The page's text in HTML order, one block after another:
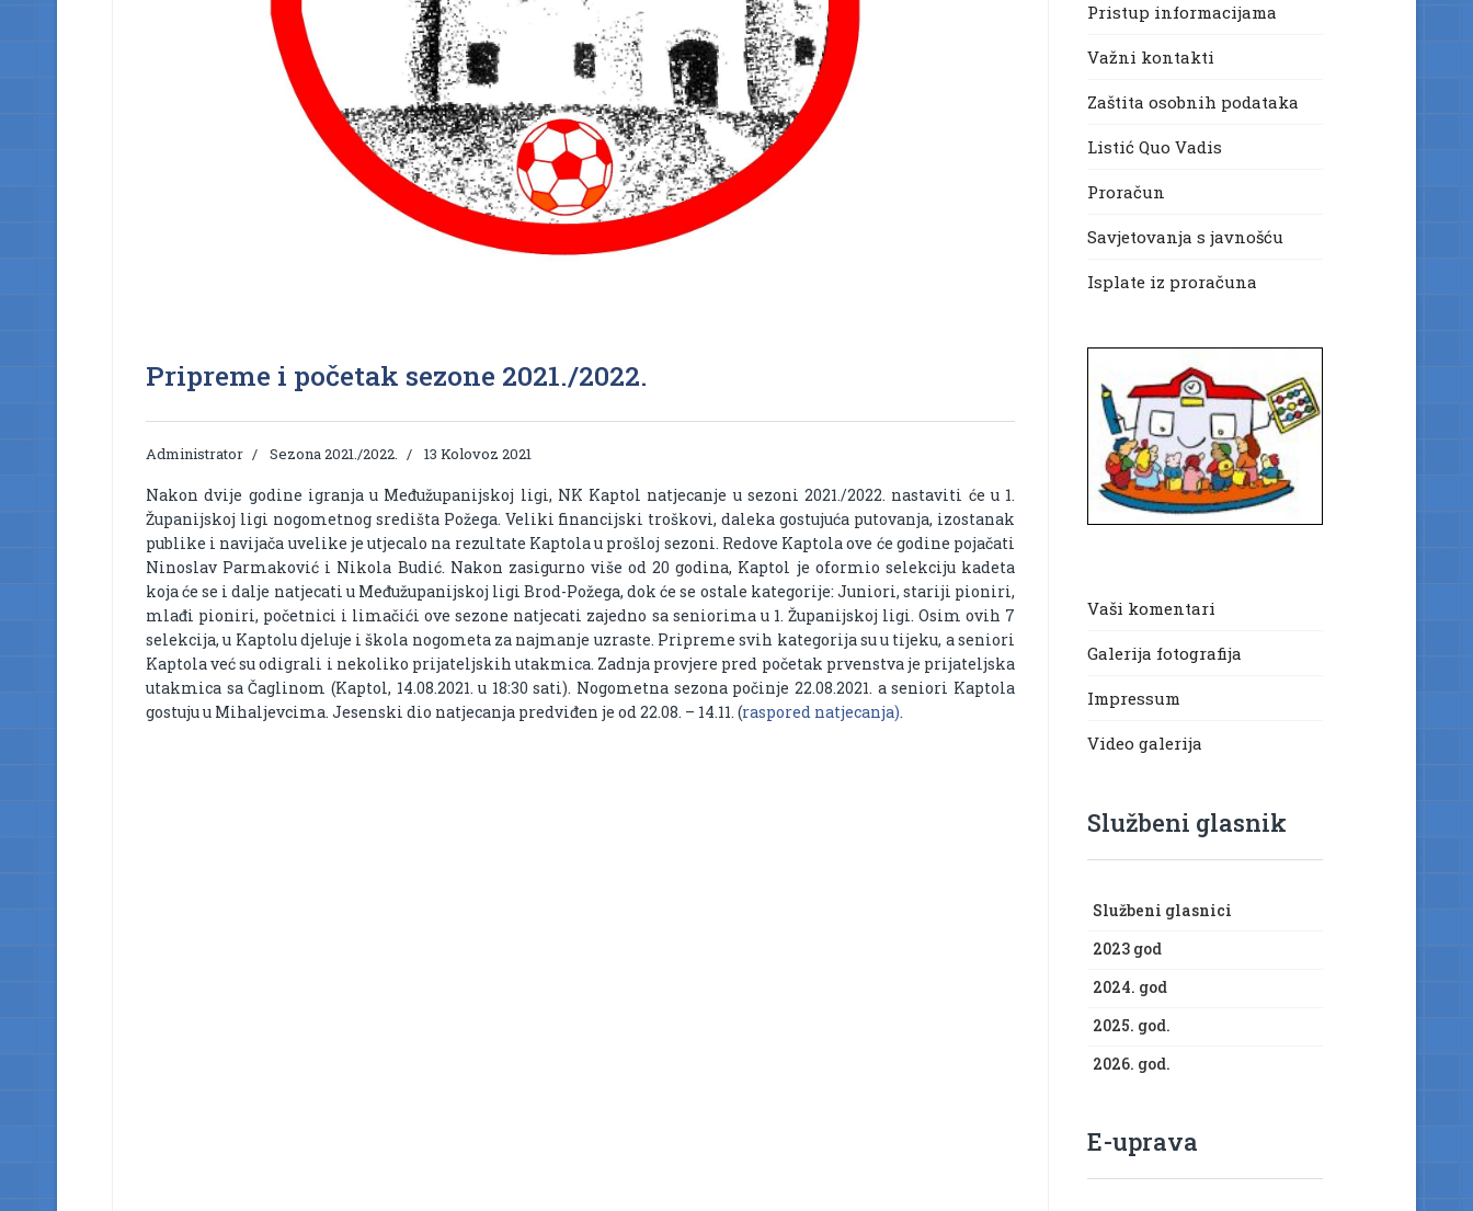
Pripreme i početak sezone 2021./2022.
Administrator Sezona 2021./2022. 13 Kolovoz 2021
Nakon dvije godine igranja u Međužupanijskoj ligi, NK Kaptol natjecanje u sezoni 2021./2022. nastaviti će u 1.
Županijskoj ligi nogometnog središta Požega. Veliki financijski troškovi, daleka gostujuća putovanja, izostanak
publike i navijača uvelike je utjecalo na rezultate Kaptola u prošloj sezoni. Redove Kaptola ove će godine pojačati
Ninoslav Parmaković i Nikola Budić. Nakon zasigurno više od 20 godina, Kaptol je oformio selekciju kadeta
koja će se i dalje natjecati u Međužupanijskoj ligi Brod-Požega, dok će se ostale kategorije: Juniori, stariji pioniri,
mlađi pioniri, početnici i limačići ove sezone natjecati zajedno sa seniorima u 1. Županijskoj ligi. Osim ovih 7
selekcija, u Kaptolu djeluje i škola nogometa za najmanje uzraste. Pripreme svih kategorija su u tijeku, a seniori
Kaptola već su odigrali i nekoliko prijateljskih utakmica. Zadnja provjere pred početak prvenstva je prijateljska
utakmica sa Čaglinom (Kaptol, 14.08.2021. u 18:30 sati). Nogometna sezona počinje 22.08.2021. a seniori Kaptola
gostuju u Mihaljevcima. Jesenski dio natjecanja predviđen je od 22.08. – 14.11. (raspored natjecanja).
Pristup informacijama
Važni kontakti
Zaštita osobnih podataka
Listić Quo Vadis
Proračun
Savjetovanja s javnošću
Isplate iz proračuna
Vaši komentari
Galerija fotografija
Impressum
Video galerija
Službeni glasnik
Službeni glasnici
2023 god
2024. god
2025. god.
2026. god.
E-uprava